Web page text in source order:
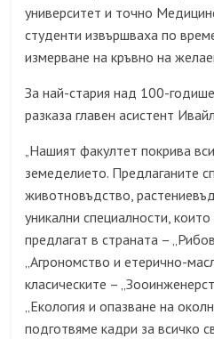
университет и точно
студенти извършваха по
измерване на кръвно на
За най-стария над 100-
разказа главен асистент
„Нашият факултет покрива
земеделието. Предлаганите
животновъдство,
уникални специалности,
предлагат в страната –
„Агрономство и етерично-
класическите –
„Екология и опазване на
подготвяме кадри за всичко